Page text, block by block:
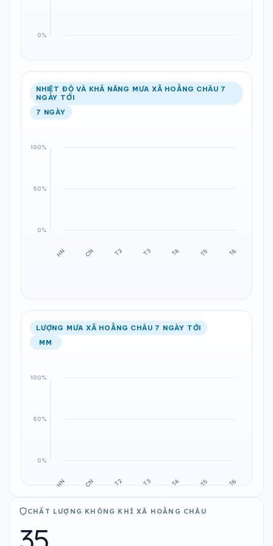
NHIỆT ĐỘ VÀ KHẢ NĂNG MƯA XÃ HOẰNG CHÂU 7
NGÀY TỚI
7 NGÀY
LƯỢNG MƯA XÃ HOẰNG CHÂU 7 NGÀY TỚI
MM
CHẤT LƯỢNG KHÔNG KHÍ XÃ HOẰNG CHÂU